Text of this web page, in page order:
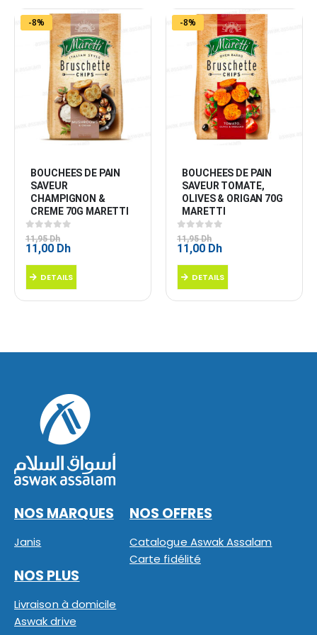
-8%
BOUCHEES DE PAIN
SAVEUR
CHAMPIGNON &
CREME 70G MARETTI
0 sur 5
11,95Dh
Le
prix
était :
11,95 Dh.
11,00 DhLe
est :
11,00 Dh.
DETAILS
-8%
BOUCHEES DE PAIN
SAVEUR TOMATE,
OLIVES & ORIGAN 70G
MARETTI
0 sur 5
11,95Dh
Le
prix
était :
11,95 Dh.
11,00 DhLe
est :
11,00 Dh.
DETAILS
NOS MARQUES
Janis
NOS OFFRES
Catalogue Aswak Assalam
Carte fidélité
NOS PLUS
Livraison à domicile
Aswak drive